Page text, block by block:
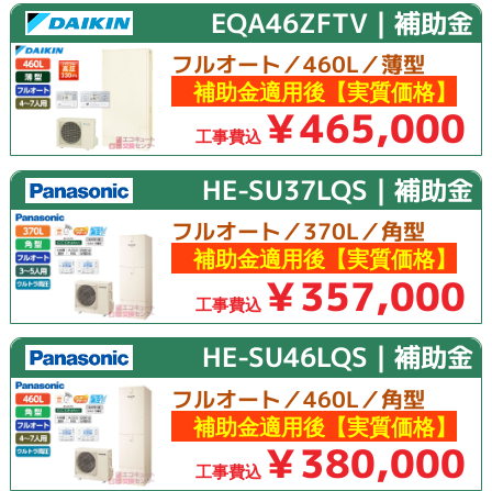
EQA46ZFTV｜補助金
フルオート／460L／薄型
補助金適用後【実質価格】
工事費込 ￥465,000
HE-SU37LQS｜補助金
フルオート／370L／角型
補助金適用後【実質価格】
工事費込 ￥357,000
HE-SU46LQS｜補助金
フルオート／460L／角型
補助金適用後【実質価格】
工事費込 ￥380,000